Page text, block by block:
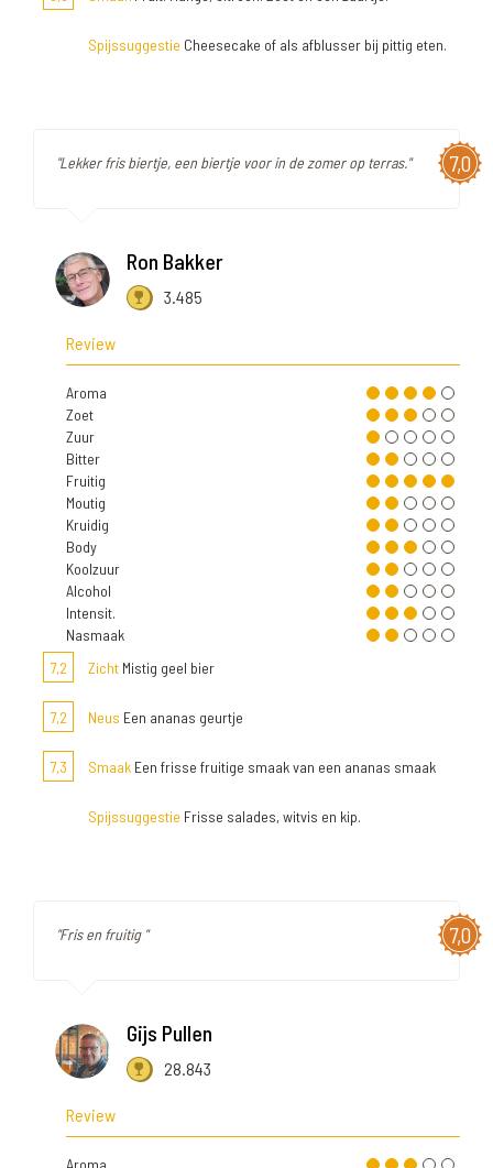
Spijssuggestie Cheesecake of als afblusser bij pittig eten.
7,0
"Lekker fris biertje, een biertje voor in de zomer op terras."
Ron Bakker
3.485
Review
Aroma
Zoet
Zuur
Bitter
Fruitig
Moutig
Kruidig
Body
Koolzuur
Alcohol
Intensit.
Nasmaak
7,2
Zicht Mistig geel bier
7,2 Neus Een ananas geurtje
7,3 Smaak Een frisse fruitige smaak van een ananas smaak
Spijssuggestie Frisse salades, witvis en kip.
7,0
"Fris en fruitig "
Gijs Pullen
28.843
Review